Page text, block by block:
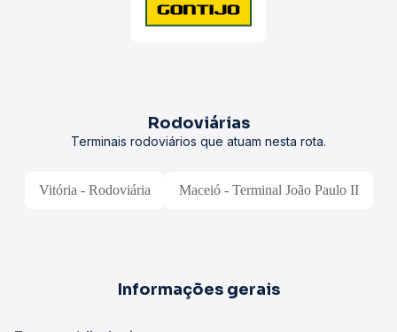
Rodoviárias
Terminais rodoviários que atuam nesta rota.
Vitória - Rodoviária Maceió - Terminal João Paulo II
Informações gerais